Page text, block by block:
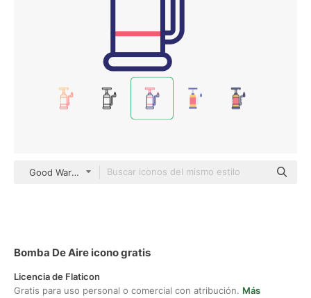
Good Ware Outline Color
Bomba De Aire icono gratis
Licencia de Flaticon
Gratis para uso personal o comercial con atribución. Más